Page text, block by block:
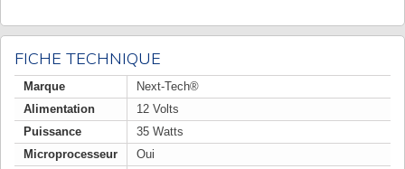
FICHE TECHNIQUE
Marque
Next-Tech®
Alimentation
12 Volts
Puissance
35 Watts
Microprocesseur
Oui